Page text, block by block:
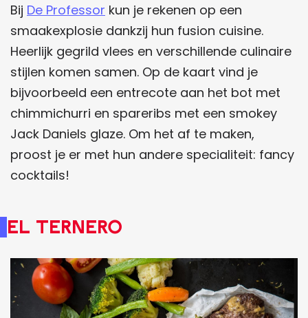
Bij De Professor kun je rekenen op een
smaakexplosie dankzij hun fusion cuisine.
Heerlijk gegrild vlees en verschillende culinaire
stijlen komen samen. Op de kaart vind je
bijvoorbeeld een entrecote aan het bot met
chimmichurri en spareribs met een smokey
Jack Daniels glaze. Om het af te maken,
proost je er met hun andere specialiteit: fancy
cocktails!
El Ternero